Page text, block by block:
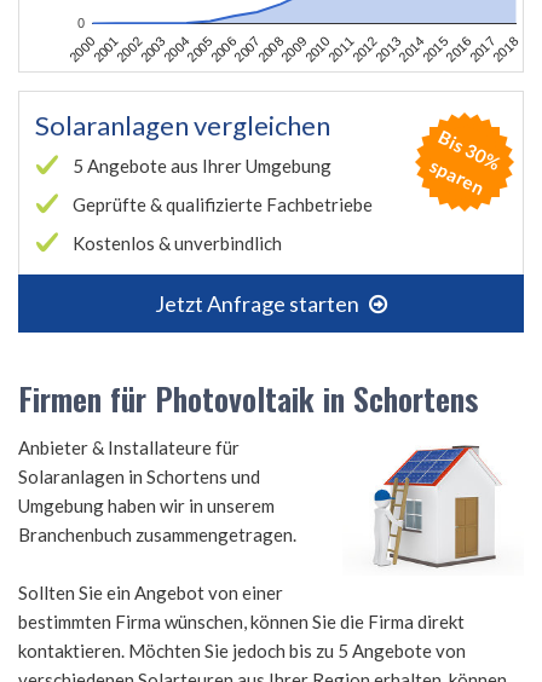
2000200120022003200420052006200720082009201020112012201320142015201620172018
0
Solaranlagen vergleichen
5 Angebote aus Ihrer Umgebung
Geprüfte & qualifizierte Fachbetriebe
Kostenlos & unverbindlich
Jetzt Anfrage starten
B
is
3
0
%
s
p
a
r
e
n
Firmen für Photovoltaik in Schortens
Anbieter & Installateure für
Solaranlagen in Schortens und
Umgebung haben wir in unserem
Branchenbuch zusammengetragen.
Sollten Sie ein Angebot von einer
bestimmten Firma wünschen, können Sie die Firma direkt
kontaktieren. Möchten Sie jedoch bis zu 5 Angebote von